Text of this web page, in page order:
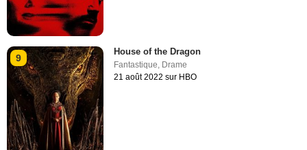
9
House of the Dragon
Fantastique, Drame
21 août 2022 sur HBO